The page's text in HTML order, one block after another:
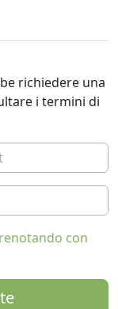
richiedere una
i termini di
con